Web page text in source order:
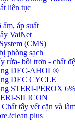
liên tục
áp suất
VaiNet
(CMS)
phòng sạch
rửa- bôi trơn - chất
DEC-AHOL®
DEC CYCLE
STERI-PEROX 6%
SILICON
tẩy vết cặn và làm
plus